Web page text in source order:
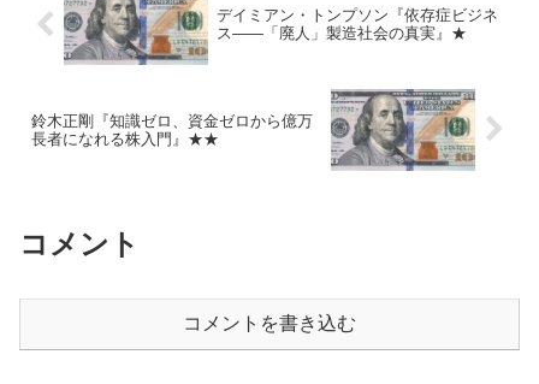
デイミアン・トンプソン『依存症ビジネ
ス――「廃人」製造社会の真実』★
鈴木正剛『知識ゼロ、資金ゼロから億万
長者になれる株入門』★★
コメント
コメントを書き込む